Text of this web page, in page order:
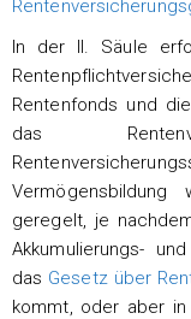
In der II. Säule
Rentenfonds und
das
geregelt, je
Akkumulierungs-
das Gesetz über
kommt, oder aber in